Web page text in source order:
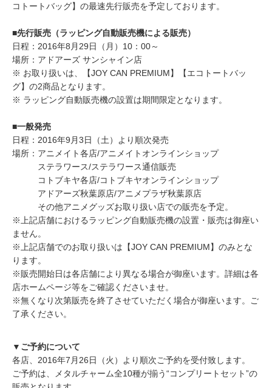
コトートバッグ】の最速先行販売を予定しております。
■先行販売（ラッピング自動販売機による販売）
日程：2016年8月29日（月）10：00～
場所：アドアーズ サンシャイン店
※ お取り扱いは、【JOY CAN PREMIUM】【エコトートバッ
グ】の2商品となります。
※ ラッピング自動販売機の設置は期間限定となります。
■一般発売
日程：2016年9月3日（土）より順次発売
場所：アニメイト各店/アニメイトオンラインショップ
ステラワース/ステラワース通信販売
コトブキヤ各店/コトブキヤオンラインショップ
アドアーズ秋葉原店/アニメプラザ秋葉原店
その他アニメグッズお取り扱い店での販売を予定。
※上記店舗におけるラッピング自動販売機の設置・販売は御座い
ません。
※上記店舗でのお取り扱いは【JOY CAN PREMIUM】のみとな
ります。
※販売開始日は各店舗により異なる場合が御座います。詳細は各
店ホームページ等をご確認くださいませ。
※無くなり次第販売を終了させていただく場合が御座います。ご
了承ください。
▼ご予約について
各店、2016年7月26日（火）より順次ご予約を受付致します。
ご予約は、メタルチャーム全10種が揃う“コンプリートセット”の